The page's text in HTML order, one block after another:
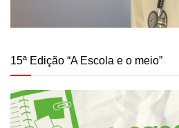
15ª Edição “A Escola e o meio”